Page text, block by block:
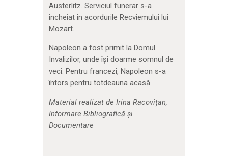
Austerlitz. Serviciul funerar s-a
încheiat în acordurile Recviemului lui
Mozart.
Napoleon a fost primit la Domul
Invalizilor, unde își doarme somnul de
veci. Pentru francezi, Napoleon s-a
întors pentru totdeauna acasă.
Material realizat de Irina Racovițan,
Informare Bibliografică și
Documentare